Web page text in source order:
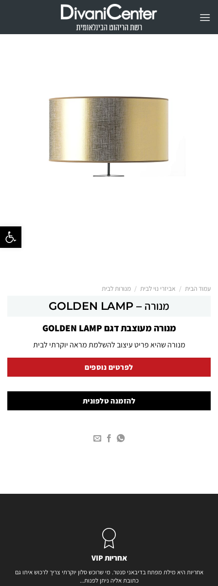
פתח
עמוד הבית / אביזרי נוי לבית / מנורות לבית
מנורה – GOLDEN LAMP
מנורה מעוצבת דגם GOLDEN LAMP
מנורה שהיא פריט עיצוב להשלמת מראה יוקרתי לבית
לפרטים נוספים
להזמנה טלפונית
אחריות VIP
אחריות היא מילת מפתח בדיבאני סנטר. מי שרוכש סלון יוקרתי צריך לרכוש איתו גם
כתובת אליה ניתן לפנות...